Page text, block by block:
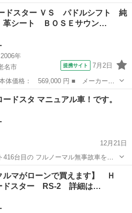
される主婦の方や派遣社員の方 ３、自
ター
ドスター ＶＳ パドルシフト 純
シート ＢＯＳＥサウン…
2006年
名市
提携サイト 7月2日
ドスター ■ グレード名： ＶＳ
シート ＢＯＳＥサウンド キーレス
スター
ードスタ マニュアル車！です。
12月21日
台目の フルノーマル無事故車を購
下記項目改造したのですが、サーフィ
為、お譲り致します 今ならスタッドレ
ター
ルマがローンで買えます】 Ｈ
ドスター RS-2 詳細は…